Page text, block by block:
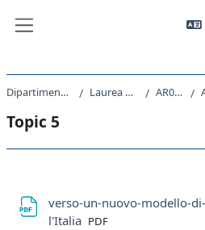
Dipartimento di Ingegneria e Architettura Laurea Magistrale Ciclo Unico 5 anni AR03 - ARCHITETTURA
Topic 5
verso-un-nuovo-modello-
l'Italia File
PDF